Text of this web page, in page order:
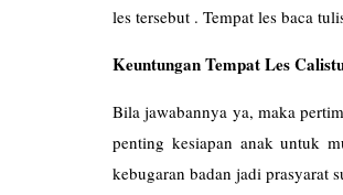
les tersebut . Tempat les baca
Keuntungan Tempat Les
Bila jawabannya ya, maka
penting kesiapan anak untuk
kebugaran badan jadi prasyarat